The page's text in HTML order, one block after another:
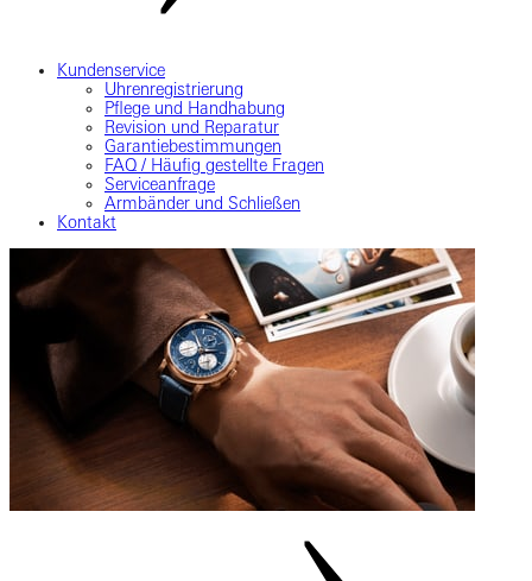
Kundenservice
Uhrenregistrierung
Pflege und Handhabung
Revision und Reparatur
Garantiebestimmungen
FAQ / Häufig gestellte Fragen
Serviceanfrage
Armbänder und Schließen
Kontakt